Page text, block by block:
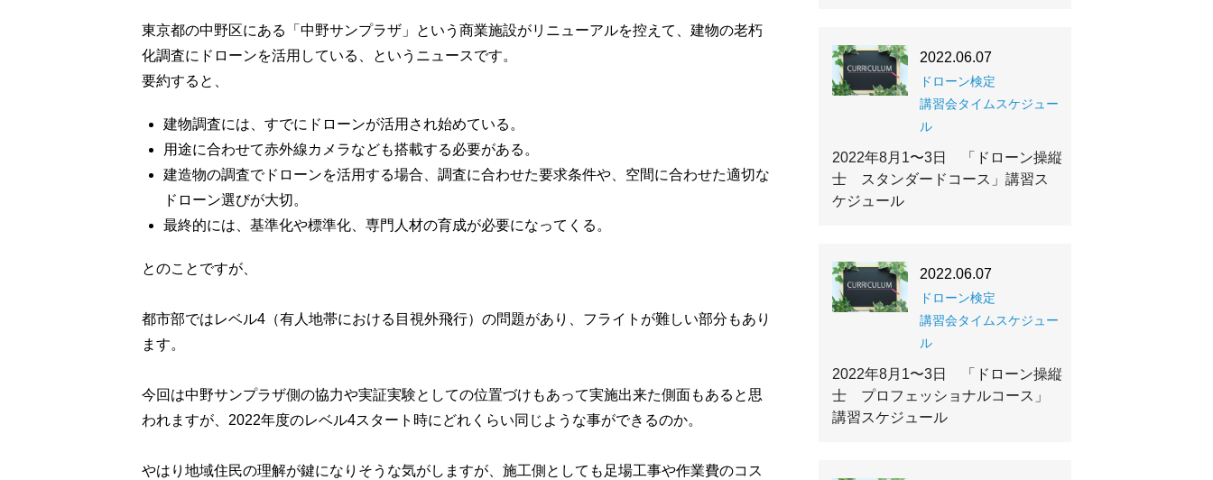
東京都の中野区にある「中野サンプラザ」という商業施設がリニューアルを控えて、建物の老朽
化調査にドローンを活用している、というニュースです。
要約すると、
建物調査には、すでにドローンが活用され始めている。
用途に合わせて赤外線カメラなども搭載する必要がある。
建造物の調査でドローンを活用する場合、調査に合わせた要求条件や、空間に合わせた適切な
ドローン選びが大切。
最終的には、基準化や標準化、専門人材の育成が必要になってくる。
とのことですが、
都市部ではレベル4（有人地帯における目視外飛行）の問題があり、フライトが難しい部分もあり
ます。
今回は中野サンプラザ側の協力や実証実験としての位置づけもあって実施出来た側面もあると思
われますが、2022年度のレベル4スタート時にどれくらい同じような事ができるのか。
やはり地域住民の理解が鍵になりそうな気がしますが、施工側としても足場工事や作業費のコス
2022年8月1〜3日 「ドローン操縦
士 スタンダードコース」講習ス
ケジュール
2022.06.07
ドローン検定
講習会タイムスケジュー
ル
2022年8月1〜3日 「ドローン操縦
士 プロフェッショナルコース」
講習スケジュール
2022.06.07
ドローン検定
講習会タイムスケジュー
ル